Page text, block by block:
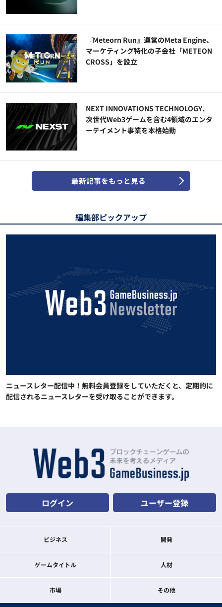
『Meteorn Run』運営のMeta Engine、
マーケティング特化の子会社「METEON
CROSS」を設立
NEXT INNOVATIONS TECHNOLOGY、
次世代Web3ゲームを含む4領域のエンタ
ーテイメント事業を本格始動
最新記事をもっと見る
編集部ピックアップ
ニュースレター配信中！無料会員登録をしていただくと、定期的に
配信されるニュースレターを受け取ることができます。
ログイン ユーザー登録
ビジネス 開発
ゲームタイトル 人材
市場 その他